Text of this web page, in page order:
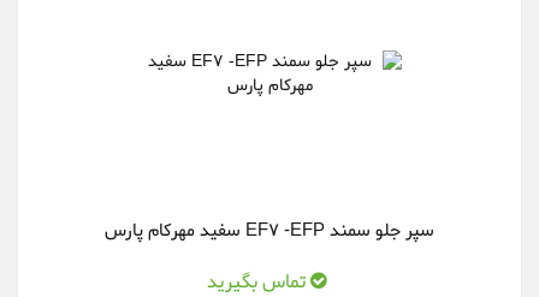
سپر جلو سمند EF7 -EFP سفید مهرکام پارس
تماس بگیرید